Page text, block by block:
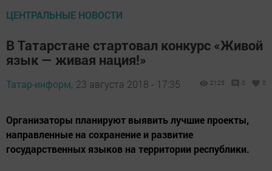
ЦЕНТРАЛЬНЫЕ НОВОСТИ
В Татарстане стартовал конкурс «Живой
язык — живая нация!»
Татар-информ, 23 августа 2018 - 17:35 2125 0 0
Организаторы планируют выявить лучшие проекты,
направленные на сохранение и развитие
государственных языков на территории республики.